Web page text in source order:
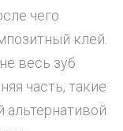
чего
клей.
весь зуб
часть, такие
альтернативой